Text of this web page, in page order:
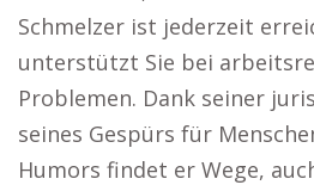
Schmelzer ist jederzeit
unterstützt Sie bei
Problemen. Dank seiner
seines Gespürs für
Humors findet er Wege,